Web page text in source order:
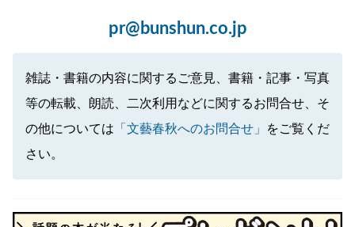
pr@bunshun.co.jp
雑誌・書籍の内容に関するご意見、書籍・記事・写真
等の転載、朗読、二次利用などに関するお問合せ、そ
の他については 「文藝春秋へのお問合せ」
をご覧くだ
さい。